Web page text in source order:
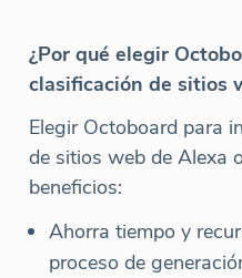
¿Por qué elegir
clasificación de sitios
Elegir Octoboard para
de sitios web de Alexa
beneficios:
Ahorra tiempo y
proceso de